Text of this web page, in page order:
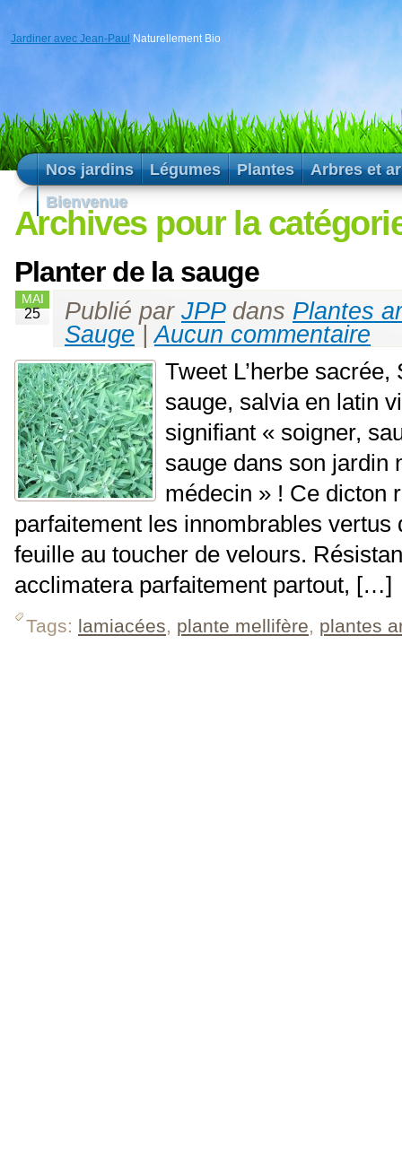
Jardiner avec Jean-Paul Naturellement Bio
Nos jardins Légumes Plantes
Arbres et
Bienvenue
Archives pour la
Planter de la sauge
MAI
25 Publié par JPPdans Plantes
Sauge |Aucun commentaire
Tweet L’herbe
sauge, salvia en latin
signifiant « soigner,
sauge dans son jardin
médecin » ! Ce dicton
parfaitement les innombrables vertus
feuille au toucher de velours.
acclimatera parfai­tement partout, […]
Tags: lamiacées, plante mellifère, plantes